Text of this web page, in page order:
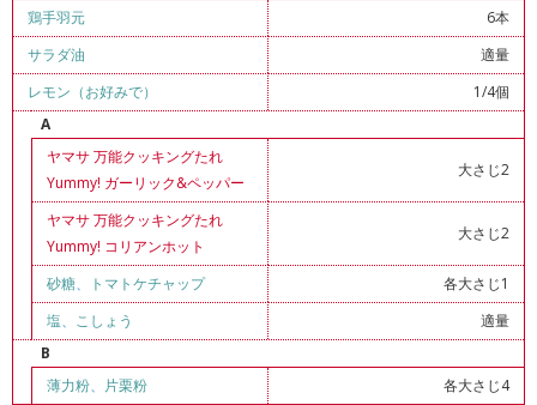
鶏手羽元
6本
サラダ油
適量
レモン（お好みで）
1/4個
A
ヤマサ 万能クッキングたれ
Yummy! ガーリック&ペッパー
大さじ2
ヤマサ 万能クッキングたれ
Yummy! コリアンホット
大さじ2
砂糖、 トマトケチャップ
各大さじ1
塩、 こしょう
適量
B
薄力粉、 片栗粉 各大さじ4